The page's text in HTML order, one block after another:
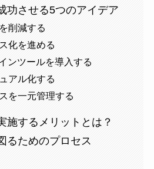
功させる5つのアイデア
削減する
化を進める
ンツールを導入する
アル化する
を一元管理する
施するメリットとは？
るためのプロセス